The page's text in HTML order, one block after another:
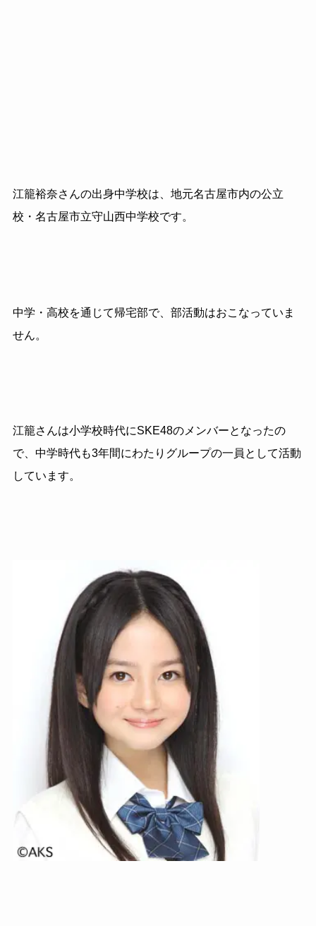
江籠裕奈さんの出身中学校は、地元名古屋市内の公立
校・名古屋市立守山西中学校です。
中学・高校を通じて帰宅部で、部活動はおこなっていま
せん。
江籠さんは小学校時代にSKE48のメンバーとなったの
で、中学時代も3年間にわたりグループの一員として活動
しています。